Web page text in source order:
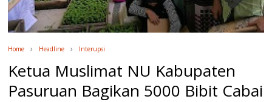
Home Headline Interupsi
Ketua Muslimat NU Kabupaten
Pasuruan Bagikan 5000 Bibit Cabai